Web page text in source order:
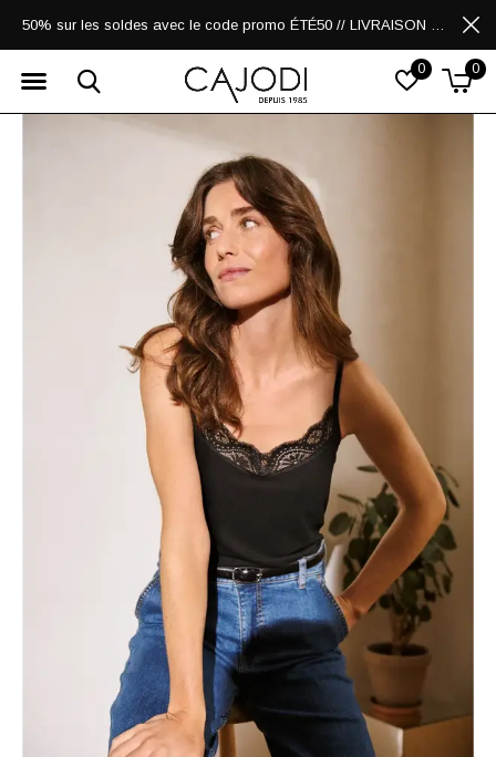
0 0
50% sur les soldes avec le code promo ÉTÉ50 // LIVRAISON GRATUITE POUR LES ACHATS DE 250$ ET PLUS